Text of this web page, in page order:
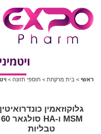
ראשי > בית מרקחת > תוספי תזונה >
גלוקוזאמין כונדרואיטין
MSM ו-HA סולגאר 60
טבליות